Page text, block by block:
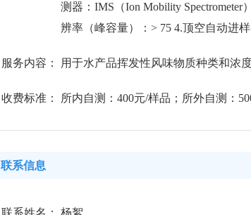
测器：IMS（Ion Mobility
辨率（峰容量）：> 75 4.顶空自动进
服务内容： 用于水产品挥发性风味物质种类和浓
收费标准： 所内自测：400元/样品；所外自测：
联系信息
联系姓名： 杨絮